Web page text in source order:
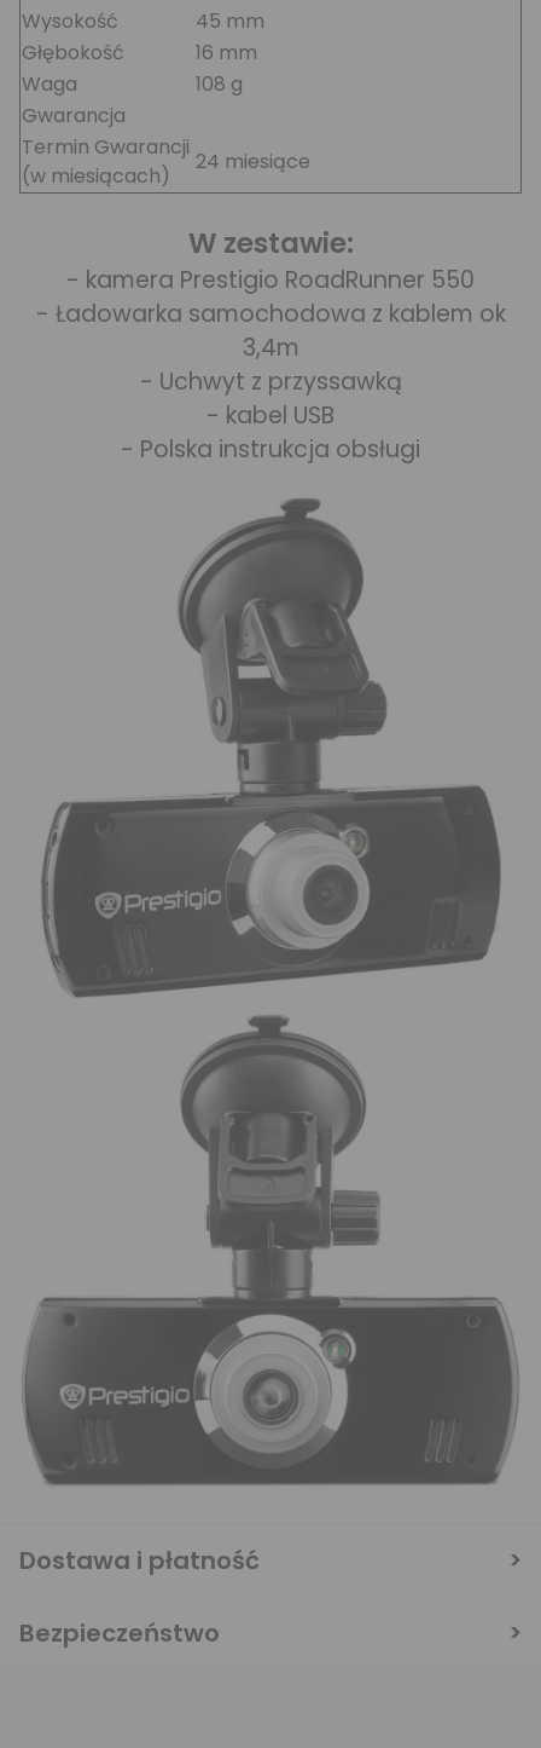
Wysokość
45 mm
Głębokość
16 mm
Waga
108 g
Gwarancja
Termin Gwarancji
(w miesiącach)
24 miesiące
W zestawie:
- kamera Prestigio RoadRunner 550
- Ładowarka samochodowa z kablem ok
3,4m
- Uchwyt z przyssawką
- kabel USB
- Polska instrukcja obsługi
Dostawa i płatność
Bezpieczeństwo